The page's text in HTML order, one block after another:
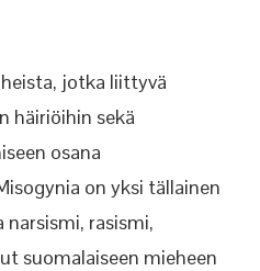
jotka liittyvä
häiriöihin sekä
osana
on yksi tällainen
narsismi, rasismi,
suomalaiseen mieheen